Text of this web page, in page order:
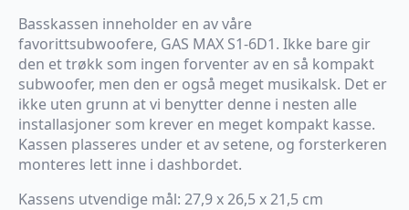
Basskassen inneholder en av våre
favorittsubwoofere, GAS MAX S1-6D1. Ikke bare gir
den et trøkk som ingen forventer av en så kompakt
subwoofer, men den er også meget musikalsk. Det er
ikke uten grunn at vi benytter denne i nesten alle
installasjoner som krever en meget kompakt kasse.
Kassen plasseres under et av setene, og forsterkeren
monteres lett inne i dashbordet.
Kassens utvendige mål: 27,9 x 26,5 x 21,5 cm